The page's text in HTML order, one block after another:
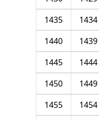
1434
1435
1439
1440
1444
1445
1449
1450
1454
1455